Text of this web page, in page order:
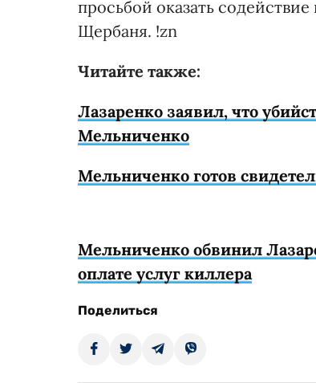
просьбой оказать
Щербаня. !zn
Читайте также:
Лазаренко заявил, что
Мельниченко
Мельниченко готов
Мельниченко обвинил
оплате услуг киллера
Поделиться